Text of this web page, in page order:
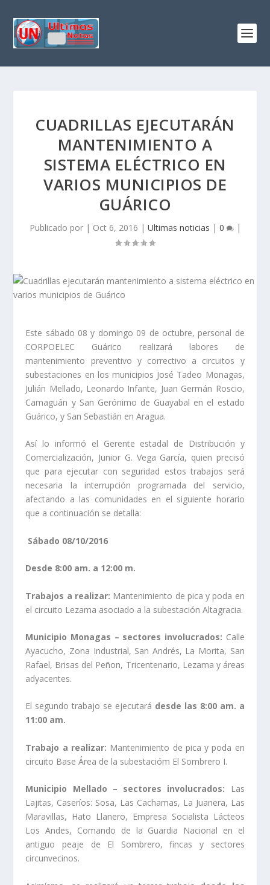
CUADRILLAS EJECUTARÁN
MANTENIMIENTO A
SISTEMA ELÉCTRICO EN
VARIOS MUNICIPIOS DE
GUÁRICO
Publicado por | Oct 6, 2016 | Ultimas noticias | 0 |
Este sábado 08 y domingo 09 de octubre, personal de
CORPOELEC Guárico realizará labores de
mantenimiento preventivo y correctivo a circuitos y
subestaciones en los municipios José Tadeo Monagas,
Julián Mellado, Leonardo Infante, Juan Germán Roscio,
Camaguán y San Gerónimo de Guayabal en el estado
Guárico, y San Sebastián en Aragua.
Así lo informó el Gerente estadal de Distribución y
Comercialización, Junior G. Vega García, quien precisó
que para ejecutar con seguridad estos trabajos será
necesaria la interrupción programada del servicio,
afectando a las comunidades en el siguiente horario
que a continuación se detalla:
Sábado 08/10/2016
Desde 8:00 am. a 12:00 m.
Trabajos a realizar: Mantenimiento de pica y poda en
el circuito Lezama asociado a la subestación Altagracia.
Municipio Monagas – sectores involucrados: Calle
Ayacucho, Zona Industrial, San Andrés, La Morita, San
Rafael, Brisas del Peñon, Tricentenario, Lezama y áreas
adyacentes.
El segundo trabajo se ejecutará desde las 8:00 am. a
11:00 am.
Trabajo a realizar: Mantenimiento de pica y poda en
circuito Base Área de la subestacióm El Sombrero I.
Municipio Mellado – sectores involucrados:
Las
Lajitas, Caseríos: Sosa, Las Cachamas, La Juanera, Las
Maravillas, Hato Llanero, Empresa Socialista Lácteos
Los Andes, Comando de la Guardia Nacional en el
antiguo peaje de El Sombrero, fincas y sectores
circunvecinos.